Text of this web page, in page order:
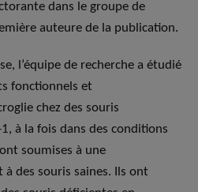
dans le groupe de
auteure de la publication.
l’équipe de recherche a étudié
fonctionnels et
chez des souris
à la fois dans des conditions
soumises à une
des souris saines. Ils ont